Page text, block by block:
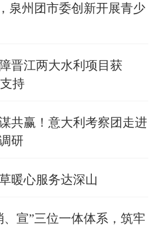
泉州团市委创新开展青少
晋江两大水利项目获
持
共赢！意大利考察团走进
研
暖心服务达深山
宣”三位一体体系，筑牢